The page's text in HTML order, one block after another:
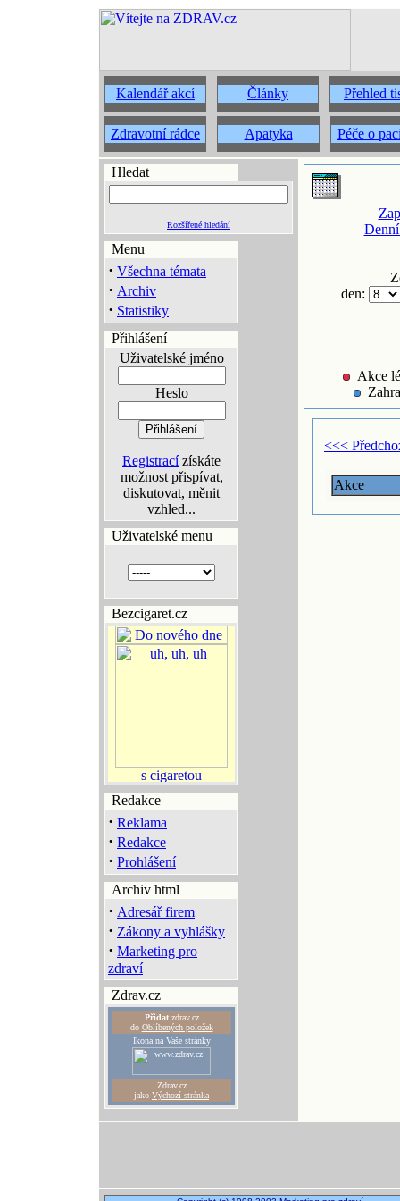
Kalendář akcí Články Přehled
Zdravotní rádce Apatyka Péče o
Hledat
Rozšířené hledání
Menu
· Všechna témata
· Archiv
· Statistiky
Přihlášení
Uživatelské jméno
Heslo
Registracízískáte
možnost přispívat,
diskutovat, měnit
vzhled...
Uživatelské menu
Bezcigaret.cz
Redakce
· Reklama
· Redakce
· Prohlášení
Archiv html
· Adresář firem
· Zákony a vyhlášky
· Marketing pro
zdraví
Zdrav.cz
Přidatzdrav.cz
do Oblíbených položek
Ikona na Vaše stránky
Zdrav.cz
jako Výchozí stránka
den:
Akce
<<<
Akce